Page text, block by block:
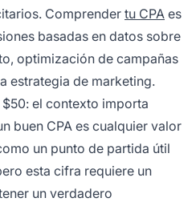
Comprender tu CPA es
basadas en datos sobre
optimización de campañas
estrategia de marketing.
el contexto importa
buen CPA es cualquier valor
un punto de partida útil
esta cifra requiere un
un verdadero